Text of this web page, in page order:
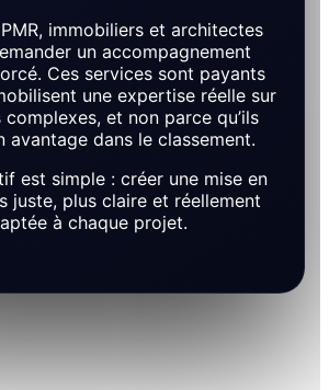
immobiliers et architectes
un accompagnement
Ces services sont payants
une expertise réelle sur
et non parce qu’ils
avantage dans le classement.
est simple : créer une mise en
juste, plus claire et réellement
à chaque projet.